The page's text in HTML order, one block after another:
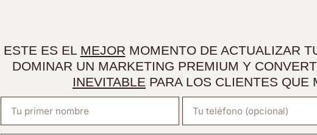
ESTE ES EL MEJOR MOMENTO DE ACTUALIZAR
DOMINAR UN MARKETING PREMIUM Y
INEVITABLE PARA LOS CLIENTES QUE